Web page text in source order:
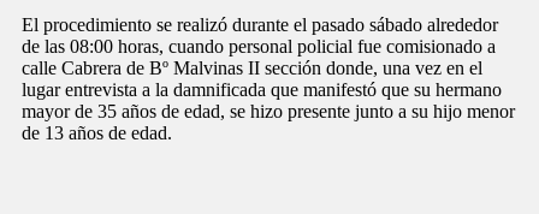
El procedimiento se realizó durante el pasado sábado alrededor
de las 08:00 horas, cuando personal policial fue comisionado a
calle Cabrera de Bº Malvinas II sección donde, una vez en el
lugar entrevista a la damnificada que manifestó que su hermano
mayor de 35 años de edad, se hizo presente junto a su hijo menor
de 13 años de edad.